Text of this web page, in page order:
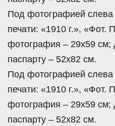
Под фотографией слева
печати: «1910 г.», «Фот.
фотография – 29х59 см;
паспарту – 52х82 см.
Под фотографией слева
печати: «1910 г.», «Фот.
фотография – 29х59 см;
паспарту – 52х82 см.